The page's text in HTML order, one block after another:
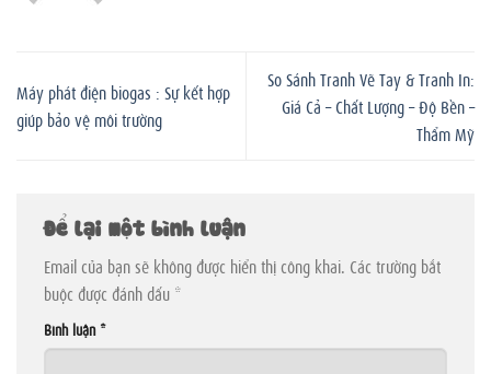
Máy phát điện biogas : Sự kết hợp
giúp bảo vệ môi trường
So Sánh Tranh Vẽ Tay & Tranh In:
Giá Cả – Chất Lượng – Độ Bền –
Thẩm Mỹ
Để lại một bình luận
Email của bạn sẽ không được hiển thị công khai. Các trường bắt
buộc được đánh dấu *
Bình luận *